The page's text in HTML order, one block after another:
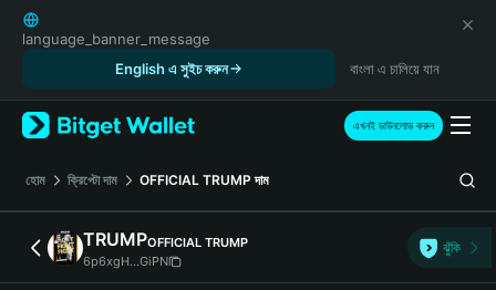
English
日本語
Русский
Español (Latinoamérica)
Türkçe
Italiano
Deutsch
简体中文
繁體中文
language_banner_message
English এ সুইচ করুন
বাংলা এ চালিয়ে যান
এখনই ডাউনলোড করুন
হোম ক্রিপ্টো দাম OFFICIAL TRUMP দাম
TRUMPOFFICIAL TRUMP
6p6xgH...GiPN
ঝুঁকি